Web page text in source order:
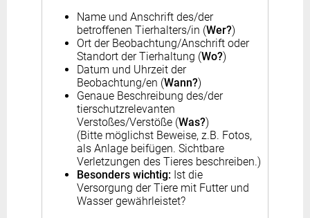
Name und Anschrift des/der
betroffenen Tierhalters/in (Wer?)
Ort der Beobachtung/Anschrift oder
Standort der Tierhaltung (Wo?)
Datum und Uhrzeit der
Beobachtung/en (Wann?)
Genaue Beschreibung des/der
tierschutzrelevanten
Verstoßes/Verstöße (Was?)
(Bitte möglichst Beweise, z.B. Fotos,
als Anlage beifügen. Sichtbare
Verletzungen des Tieres beschreiben.)
Besonders wichtig: Ist die
Versorgung der Tiere mit Futter und
Wasser gewährleistet?